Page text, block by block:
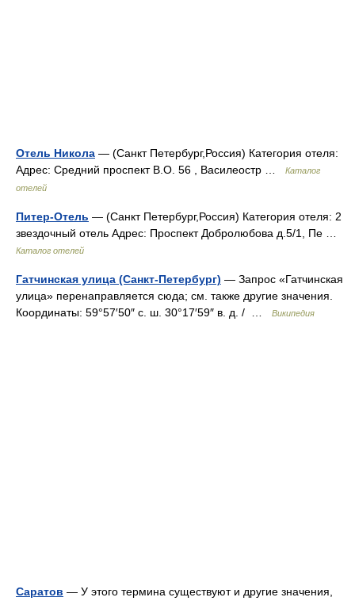
Отель Никола — (Санкт Петербург,Россия) Категория отеля:
Адрес: Средний проспект В.О. 56 , Василеостр …
Каталог
отелей
Питер-Отель — (Санкт Петербург,Россия) Категория отеля: 2
звездочный отель Адрес: Проспект Добролюбова д.5/1, Пе …
Каталог отелей
Гатчинская улица (Санкт-Петербург) — Запрос «Гатчинская
улица» перенаправляется сюда; см. также другие значения.
Координаты: 59°57′50″ с. ш. 30°17′59″ в. д. / …
Википедия
Саратов — У этого термина существуют и другие значения,